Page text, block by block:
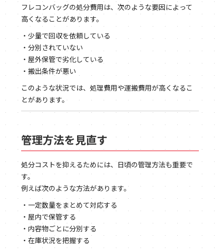
フレコンバッグの処分費用は、次のような要因によって
高くなることがあります。
・少量で回収を依頼している
・分別されていない
・屋外保管で劣化している
・搬出条件が悪い
このような状況では、処理費用や運搬費用が高くなるこ
とがあります。
管理方法を見直す
処分コストを抑えるためには、日頃の管理方法も重要で
す。
例えば次のような方法があります。
・一定数量をまとめて対応する
・屋内で保管する
・内容物ごとに分別する
・在庫状況を把握する